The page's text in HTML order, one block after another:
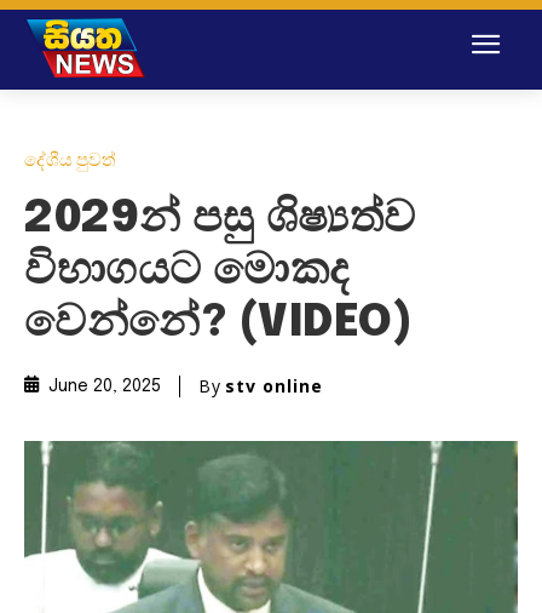
දේශීය පුවත්
2029න් පසු ශිෂ්‍යත්ව
විභාගයට මොකද
වෙන්නේ? (VIDEO)
June 20, 2025 By stv online